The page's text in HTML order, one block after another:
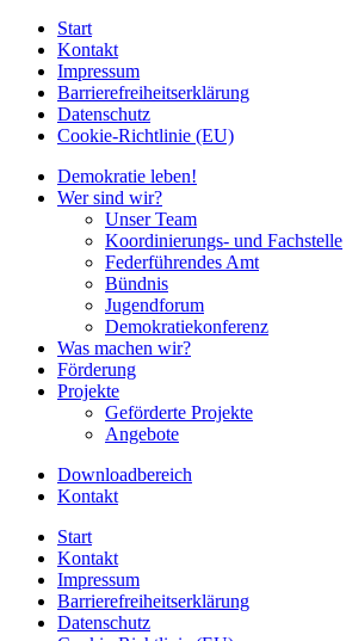
Start
Kontakt
Impressum
Barrierefreiheitserklärung
Datenschutz
Cookie-Richtlinie (EU)
Demokratie leben!
Wer sind wir?
Unser Team
Koordinierungs- und Fachstelle
Federführendes Amt
Bündnis
Jugendforum
Demokratiekonferenz
Was machen wir?
Förderung
Projekte
Geförderte Projekte
Angebote
Downloadbereich
Kontakt
Start
Kontakt
Impressum
Barrierefreiheitserklärung
Datenschutz